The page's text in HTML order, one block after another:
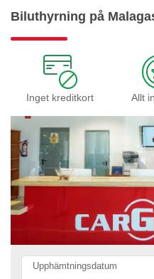
Biluthyrning på
Inget kreditkort Allt
Upphämtningsdatum